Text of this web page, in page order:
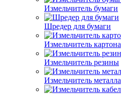
Измельчитель бумаги
Шредер для бумаги
Измельчитель картона
Измельчитель резины
Измельчитель металла